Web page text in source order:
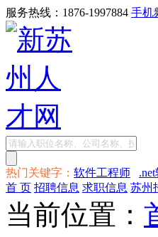
服务热线：1876-1997884 手机
热门关键字： 软件工程师
首 页 招聘信息 求职信息 苏州
当前位置：